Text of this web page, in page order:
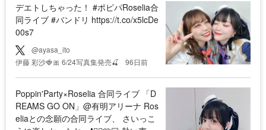
デエトしちゃった！ #ポピパRoselia合
同ライブ #バンドリ https://t.co/x5lcDe
00s7
@ayasa_ito
伊藤 彩沙🍓🎀 6/24写真集発売🍒
96日前
Poppin'Party×Roselia 合同ライブ 「D
REAMS GO ON」@有明アリーナ Ros
eliaとの念願の合同ライブ、 さいっこ